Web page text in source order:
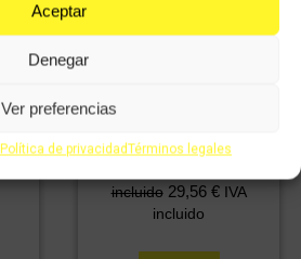
Aceptar
Denegar
Ver preferencias
Política de privacidadTérminos legales
Bomba de freno trasero
PIAGGIO x8
incluido 29,56 € IVA
incluido